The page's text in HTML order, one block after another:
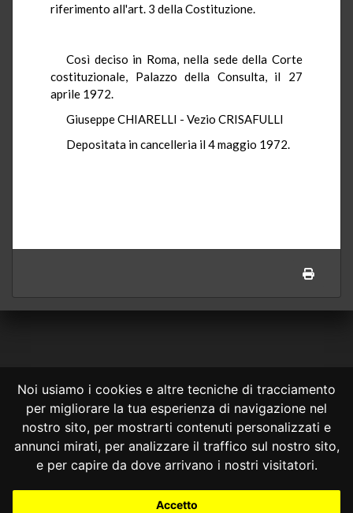
Noi usiamo i cookies e altre tecniche di tracciamento
per migliorare la tua esperienza di navigazione nel
nostro sito, per mostrarti contenuti personalizzati e
annunci mirati, per analizzare il traffico sul nostro sito,
e per capire da dove arrivano i nostri visitatori.
Accetto
riferimento all'art. 3 della Costituzione.
Così deciso in Roma, nella sede della Corte
costituzionale, Palazzo della Consulta, il 27
aprile 1972.
Giuseppe CHIARELLI - Vezio CRISAFULLI
Depositata in cancelleria il 4 maggio 1972.
CONSULTA ONLINE DAL 1995 -NOTE LEGALI
Consulta OnLine non ha prodotto e non è responsabile per i contenuti e
le informazioni legali di siti collegati.
costituisce una relazione di consulenza legale.